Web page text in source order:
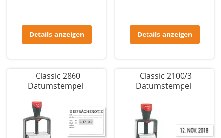
Details anzeigen Details anzeigen
Classic 2860
Datumstempel
Classic 2100/3
Datumstempel